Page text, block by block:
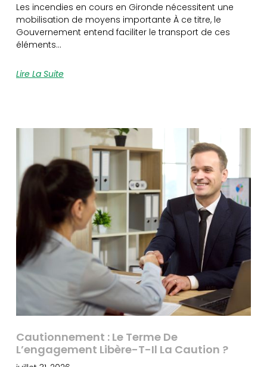
Les incendies en cours en Gironde nécessitent une
mobilisation de moyens importante À ce titre, le
Gouvernement entend faciliter le transport de ces
éléments…
Lire La Suite
Cautionnement : Le Terme De
L’engagement Libère-T-Il La Caution ?